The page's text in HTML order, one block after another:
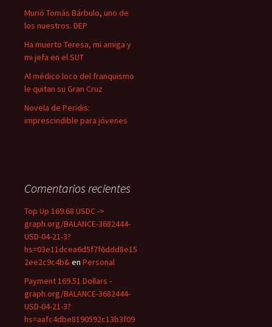
Murió Tomás Bárbulo, uno de
los nuestros. DEP
Ha muerto Teresa, mi amiga y
mi jefa en el SUT
Al médico loco del franquismo
le quitan su Gran Cruz
Novela de Peridis:
imprescindible para jóvenes
Comentarios recientes
Top Up 169.68 USDC ->
graph.org/BALANCE-3682444-
USD-04-21-3?
hs=03e11dcea6d5f7f6ddd8e15
2ee2c9c4b&en Personal
Payment 169.51 Dollars -
graph.org/BALANCE-3682444-
USD-04-21-3?
hs=aafc4dbe8190592c13b3f09